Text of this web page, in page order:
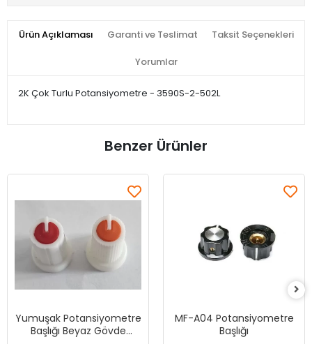
Ürün Açıklaması Garanti ve Teslimat Taksit Seçenekleri
Yorumlar
2K Çok Turlu Potansiyometre - 3590S-2-502L
Benzer Ürünler
Yumuşak Potansiyometre
Başlığı Beyaz Gövde
MF-A04 Potansiyometre
Başlığı